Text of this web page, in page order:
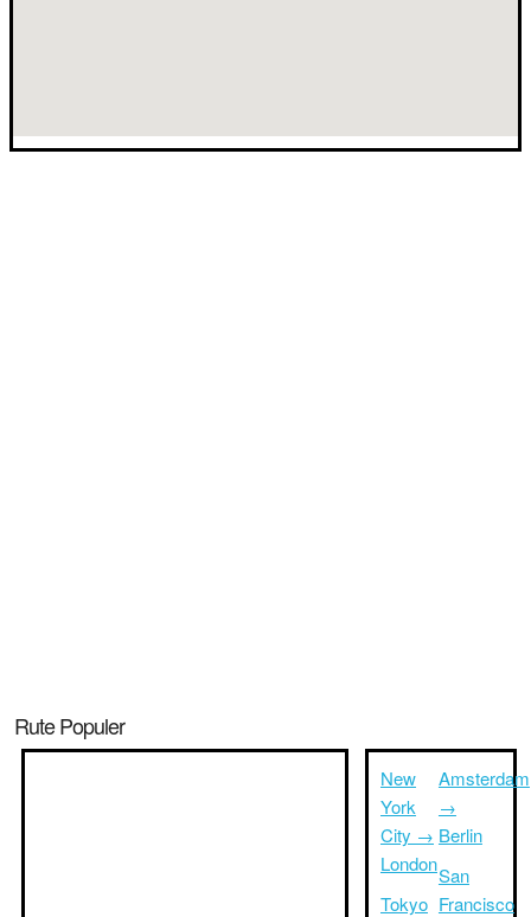
Rute Populer
New
York
City →
London
Tokyo
Amsterdam
→
Berlin
San
Francisco